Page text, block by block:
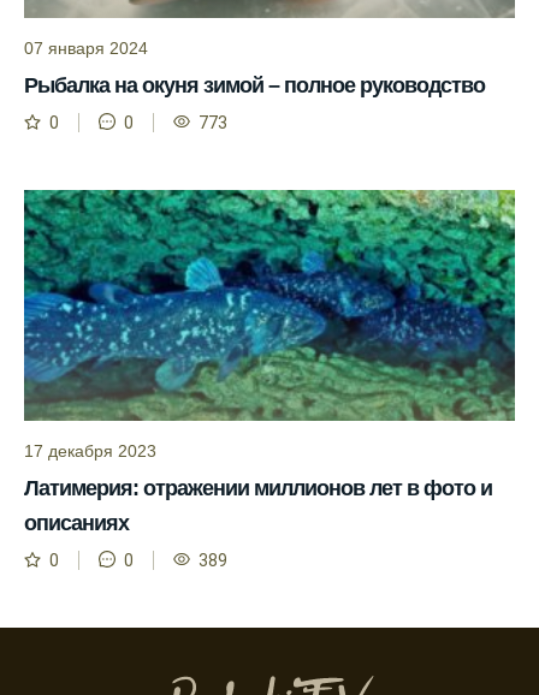
прогнозы клева на разные дни года.
Приложение для рыболовов
предоставляет подробную информацию о
фазах луны и их влиянии на активность
условия и фазы луны для более точных
результатов.
Сегодня у меня был успешный клев, и это
благодаря прогнозу.
Прогноз клева на сайте всегда актуален и
помогает мне выбирать лучшие дни для
рыбалки в Москве и области.
Я скачал приложение и теперь всегда
знаю, когда клюет рыба.
Рыболовный клуб для любителей активной
ловли предоставляет точные прогнозы
Учитывайте фазы луны при планировании
07 января 2024
Рыбалка на окуня зимой – полное руководство
0 0 773
17 декабря 2023
Латимерия: отражении миллионов лет в фото и
описаниях
0 0 389